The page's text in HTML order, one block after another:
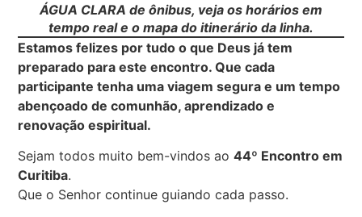
ÁGUA CLARA de ônibus, veja os horários em
tempo real e o mapa do itinerário da linha.
Estamos felizes por tudo o que Deus já tem
preparado para este encontro. Que cada
participante tenha uma viagem segura e um tempo
abençoado de comunhão, aprendizado e
renovação espiritual.
Sejam todos muito bem-vindos ao44º Encontro em
Curitiba.
Que o Senhor continue guiando cada passo.